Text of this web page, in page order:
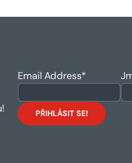
Email Address*